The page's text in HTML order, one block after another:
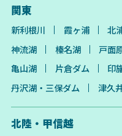
関東
新利根川 霞ヶ浦 北
神流湖
榛名湖 戸面
亀山湖
片倉ダム 印
丹沢湖・三保ダム
津久
北陸・甲信越